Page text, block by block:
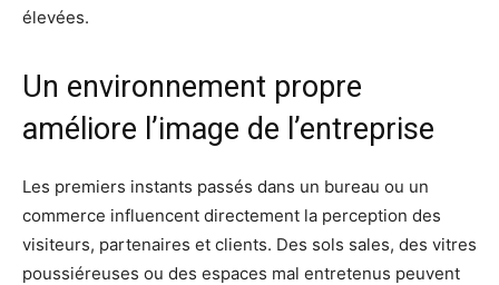
élevées.
Un environnement propre
améliore l’image de l’entreprise
Les premiers instants passés dans un bureau ou un
commerce influencent directement la perception des
visiteurs, partenaires et clients. Des sols sales, des vitres
poussiéreuses ou des espaces mal entretenus peuvent